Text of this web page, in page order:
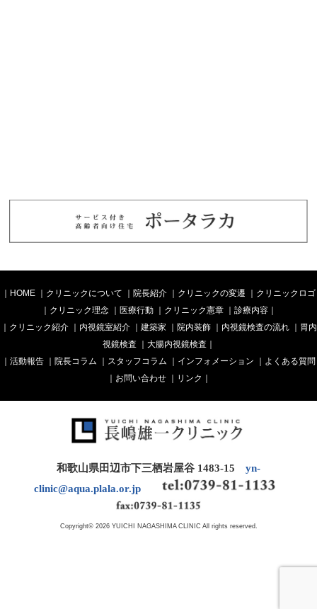
HOME クリニックについて 院長紹介 クリニックの変遷
クリニックロゴ
クリニック理念｜ 医療行動｜ クリニック憲章｜ 診療内容｜
クリニック紹介｜ 内視鏡室紹介｜ 建築家 院内装飾 内視鏡検査の流れ｜
胃内
視鏡検査
大腸内視鏡検査
活動報告 院長コラム スタッフコラム インフォメーション
よくある質問
お問い合わせ｜ リンク
和歌山県田辺市下三栖岩屋谷 1483-15 yn-
clinic@aqua.plala.or.jp
Copyright© 2026 YUICHI NAGASHIMA CLINIC All rights reserved.